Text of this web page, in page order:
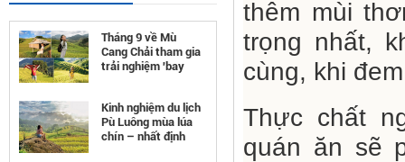
Tháng 9 về Mù
Cang Chải tham gia
trải nghiệm 'bay
Kinh nghiệm du lịch
Pù Luông mùa lúa
chín – nhất định
thêm mùi
trọng nhất,
cùng, khi
Thực chất
quán ăn sẽ